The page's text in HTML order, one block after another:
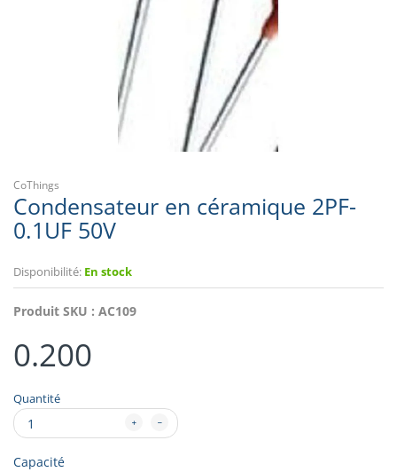
CoThings
Condensateur en céramique 2PF-
0.1UF 50V
Disponibilité: En stock
Produit SKU : AC109
0.200
Quantité
Capacité